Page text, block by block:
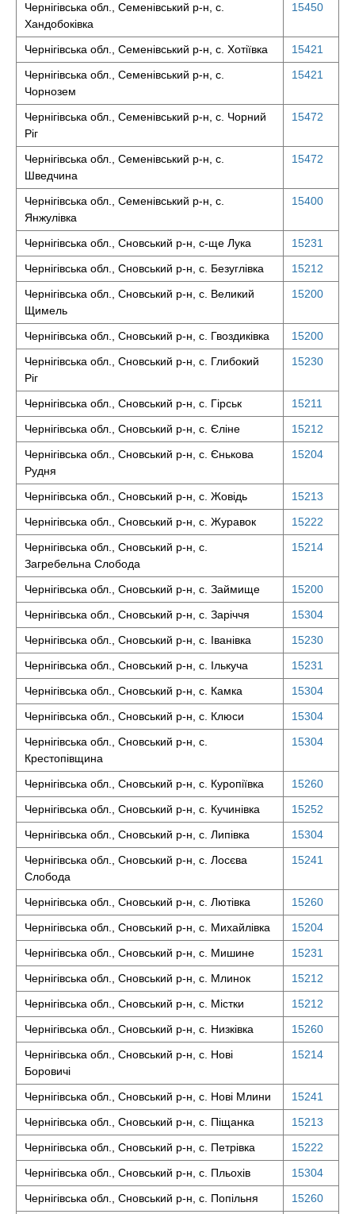
Чернігівська обл., Семенівський р-н, с.
Хандобоківка
15450
Чернігівська обл., Семенівський р-н, с. Хотіївка
15421
Чернігівська обл., Семенівський р-н, с.
Чорнозем
15421
Чернігівська обл., Семенівський р-н, с. Чорний
Ріг
15472
Чернігівська обл., Семенівський р-н, с.
Шведчина
15472
Чернігівська обл., Семенівський р-н, с.
Янжулівка
15400
Чернігівська обл., Сновський р-н, с-ще Лука
15231
Чернігівська обл., Сновський р-н, с. Безуглівка
15212
Чернігівська обл., Сновський р-н, с. Великий
Щимель
15200
Чернігівська обл., Сновський р-н, с. Гвоздиківка
15200
Чернігівська обл., Сновський р-н, с. Глибокий
Ріг
15230
Чернігівська обл., Сновський р-н, с. Гірськ
15211
Чернігівська обл., Сновський р-н, с. Єліне
15212
Чернігівська обл., Сновський р-н, с. Єнькова
Рудня
15204
Чернігівська обл., Сновський р-н, с. Жовідь
15213
Чернігівська обл., Сновський р-н, с. Журавок
15222
Чернігівська обл., Сновський р-н, с.
Загребельна Слобода
15214
Чернігівська обл., Сновський р-н, с. Займище
15200
Чернігівська обл., Сновський р-н, с. Заріччя
15304
Чернігівська обл., Сновський р-н, с. Іванівка
15230
Чернігівська обл., Сновський р-н, с. Ількуча
15231
Чернігівська обл., Сновський р-н, с. Камка
15304
Чернігівська обл., Сновський р-н, с. Клюси
15304
Чернігівська обл., Сновський р-н, с.
Крестопівщина
15304
Чернігівська обл., Сновський р-н, с. Куропіївка
15260
Чернігівська обл., Сновський р-н, с. Кучинівка
15252
Чернігівська обл., Сновський р-н, с. Липівка
15304
Чернігівська обл., Сновський р-н, с. Лосєва
Слобода
15241
Чернігівська обл., Сновський р-н, с. Лютівка
15260
Чернігівська обл., Сновський р-н, с. Михайлівка
15204
Чернігівська обл., Сновський р-н, с. Мишине
15231
Чернігівська обл., Сновський р-н, с. Млинок
15212
Чернігівська обл., Сновський р-н, с. Містки
15212
Чернігівська обл., Сновський р-н, с. Низківка
15260
Чернігівська обл., Сновський р-н, с. Нові
Боровичі
15214
Чернігівська обл., Сновський р-н, с. Нові Млини
15241
Чернігівська обл., Сновський р-н, с. Піщанка
15213
Чернігівська обл., Сновський р-н, с. Петрівка
15222
Чернігівська обл., Сновський р-н, с. Пльохів
15304
Чернігівська обл., Сновський р-н, с. Попільня
15260